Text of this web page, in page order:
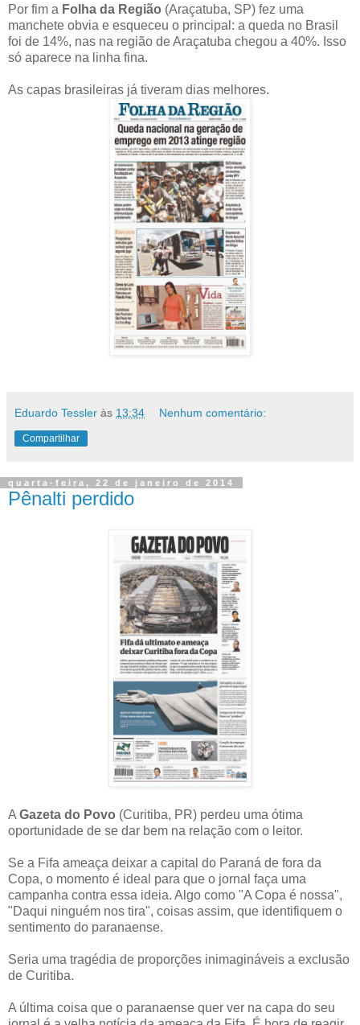
Por fim a Folha da Região (Araçatuba, SP) fez uma
manchete obvia e esqueceu o principal: a queda no Brasil
foi de 14%, nas na região de Araçatuba chegou a 40%. Isso
só aparece na linha fina.
As capas brasileiras já tiveram dias melhores.
Eduardo Tessler às 13:34 Nenhum comentário:
Compartilhar
quarta-feira, 22 de janeiro de 2014
Pênalti perdido
A Gazeta do Povo (Curitiba, PR) perdeu uma ótima
oportunidade de se dar bem na relação com o leitor.
Se a Fifa ameaça deixar a capital do Paraná de fora da
Copa, o momento é ideal para que o jornal faça uma
campanha contra essa ideia. Algo como "A Copa é nossa",
"Daqui ninguém nos tira", coisas assim, que identifiquem o
sentimento do paranaense.
Seria uma tragédia de proporções inimagináveis a exclusão
de Curitiba.
A última coisa que o paranaense quer ver na capa do seu